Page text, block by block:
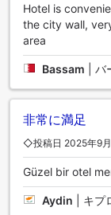
Hotel is
the city wall,
area
Bassam バ
非常に満足
◇投稿日 2025年9
Güzel bir otel
Aydin キプ